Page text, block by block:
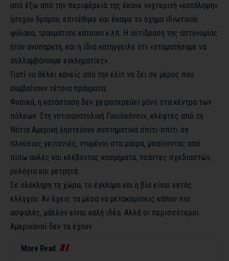
από έξω από την περιφέρειά της έκανε νυχτερινή «κατάληψη»
ήσυχου δρόμου, επιτέθηκε και έκαψε το όχημα ιδιωτικού
φύλακα, τραυμάτισε κάτοικο κ.λπ. Η αντίδραση της αστυνομίας
ήταν ανύπαρκτη, και η ίδια κατήγγειλε ότι «σταματήσαμε να
συλλαμβάνουμε εγκληματίες».
Γιατί να θέλει κανείς από την ελίτ να ζει σε μέρος που
συμβαίνουν τέτοια πράγματα;
Φυσικά, η κατάσταση δεν χειροτερεύει μόνο στα κέντρα των
πόλεων. Στη νοτιοανατολική Γουισκόνσιν, κλέφτες από τη
Νότια Αμερική ληστεύουν συστηματικά σπίτι-σπίτι σε
πλούσιες γειτονιές, ντυμένοι στα μαύρα, μπαίνοντας από
πίσω αυλές και κλέβοντας κοσμήματα, τσάντες σχεδιαστών,
ρολόγια και μετρητά.
Σε ολόκληρη τη χώρα, το έγκλημα και η βία είναι εκτός
ελέγχου. Αν έχεις τα μέσα να μετακομίσεις κάπου πιο
ασφαλές, μάλλον είναι καλή ιδέα. Αλλά οι περισσότεροι
Αμερικανοί δεν τα έχουν.
More Read